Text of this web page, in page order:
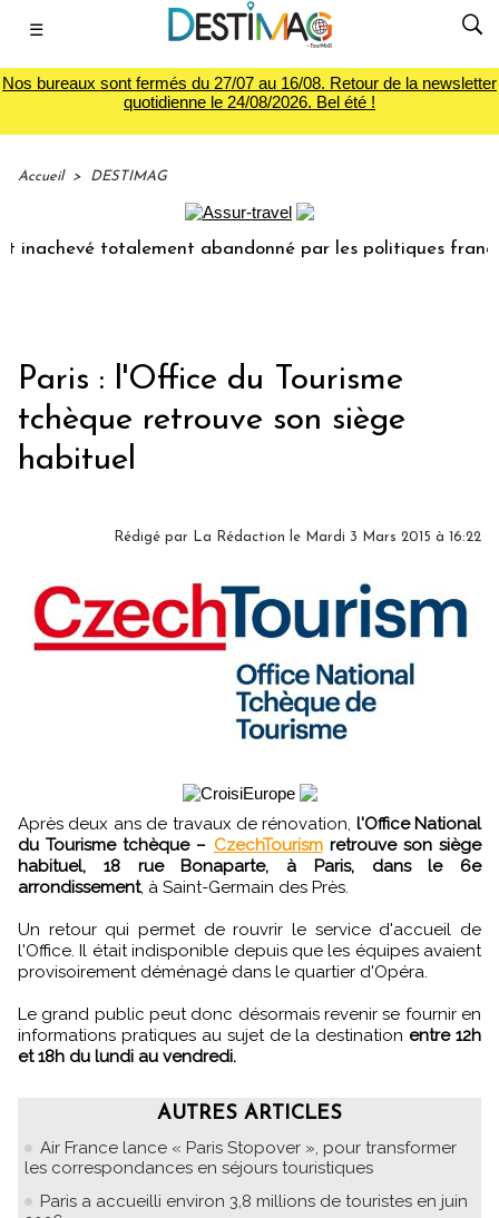
☰
Nos bureaux sont fermés du 27/07 au 16/08. Retour de la newsletter
quotidienne le 24/08/2026. Bel été !
Accueil > DESTIMAG
inachevé totalement abandonné par les politiques
Paris : l'Office du Tourisme
tchèque retrouve son siège
habituel
Rédigé par La Rédaction le Mardi 3 Mars 2015 à 16:22
Après deux ans de travaux de rénovation, l'Office National
du Tourisme tchèque – CzechTourism retrouve son siège
habituel, 18 rue Bonaparte, à Paris, dans le 6e
arrondissement, à Saint-Germain des Près.
Un retour qui permet de rouvrir le service d'accueil de
l'Office. Il était indisponible depuis que les équipes avaient
provisoirement déménagé dans le quartier d'Opéra.
Le grand public peut donc désormais revenir se fournir en
informations pratiques au sujet de la destination entre 12h
et 18h du lundi au vendredi.
AUTRES ARTICLES
Air France lance « Paris Stopover », pour transformer
les correspondances en séjours touristiques
Paris a accueilli environ 3,8 millions de touristes en juin